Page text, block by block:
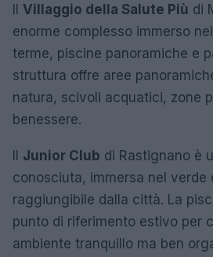
Villaggio della Salute Più di
enorme complesso immerso
terme, piscine panoramiche e
struttura offre aree
natura, scivoli acquatici, zone
benessere.
Junior Club di Rastignano è
conosciuta, immersa nel verde
raggiungibile dalla città. La
punto di riferimento estivo per
ambiente tranquillo ma ben